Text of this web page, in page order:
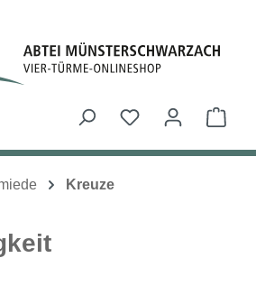
Du hast 0
Kreuze